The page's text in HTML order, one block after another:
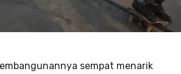
sempat menarik